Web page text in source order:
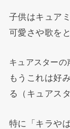
子供はキュア
可愛さや歌を
キュアスターの
もうこれは好
る（キュアス
特に「キラや